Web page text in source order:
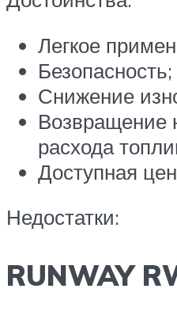
Легкое
Безопасность;
Снижение
Возвращение
расхода
Доступная
Недостатки:
RUNWAY